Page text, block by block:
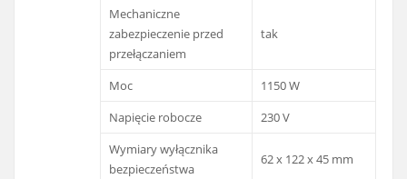
Mechaniczne
zabezpieczenie przed
przełączaniem
tak
Moc
1150 W
Napięcie robocze
230 V
Wymiary wyłącznika
bezpieczeństwa
62 x 122 x 45 mm